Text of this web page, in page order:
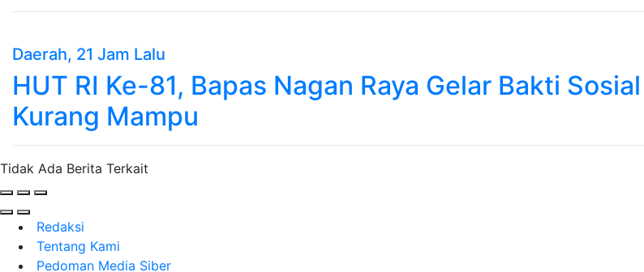
Daerah, 21 Jam Lalu
HUT RI Ke-81, Bapas Nagan Raya Gelar Bakti
Kurang Mampu
Tidak Ada Berita Terkait
Redaksi
Tentang Kami
Pedoman Media Siber